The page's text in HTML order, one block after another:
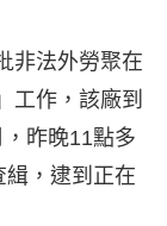
非法外勞聚在
工作，該廠到
昨晚11點多
，逮到正在